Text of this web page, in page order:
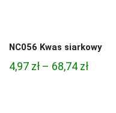
NC056 Kwas siarkowy
4,97 zł – 68,74 złZakres